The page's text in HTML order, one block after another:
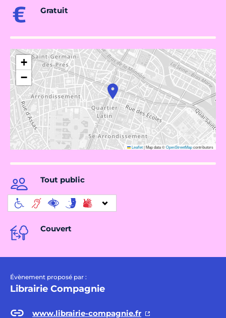
Gratuit
+
−
Leaflet|Map data ©OpenStreetMapcontributors
Tout public
Couvert
Évènement proposé par :
Librairie Compagnie
www.librairie-compagnie.fr